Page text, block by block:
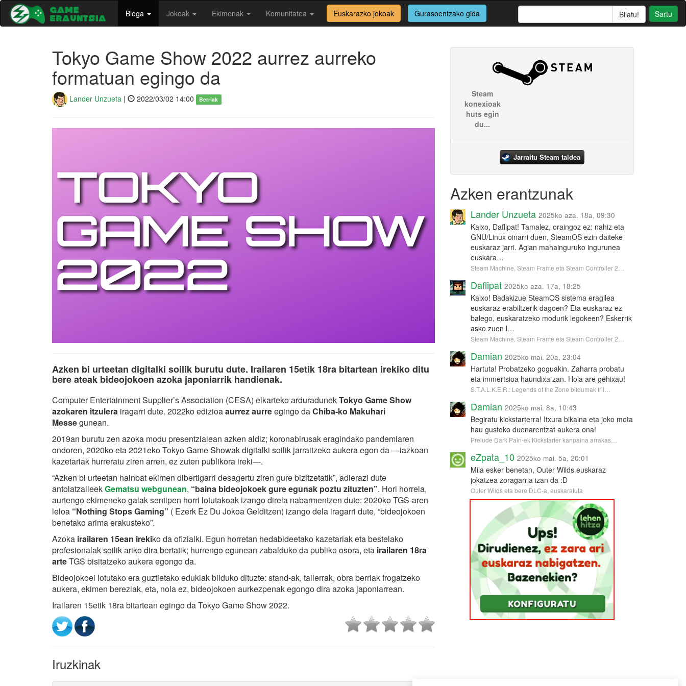
Bloga Jokoak Ekimenak Komunitatea Euskarazko jokoak Gurasoentzako gida Sartu
Tokyo Game Show 2022 aurrez aurreko
formatuan egingo da
Lander Unzueta | 2022/03/02 14:00 Berriak
Azken bi urteetan digitalki soilik burutu dute. Irailaren 15etik 18ra bitartean irekiko ditu
bere ateak bideojokoen azoka japoniarrik handienak.
Computer Entertainment Supplier’s Association (CESA) elkarteko arduradunekTokyo Game Show
azokaren itzulera iragarri dute. 2022ko edizioaaurrez aurreegingo daChiba-ko Makuhari
Messegunean.
2019an burutu zen azoka modu presentzialean azken aldiz; koronabirusak eragindako pandemiaren
ondoren, 2020ko eta 2021eko Tokyo Game Showak digitalki soilik jarraitzeko aukera egon da —iazkoan
kazetariak hurreratu ziren arren, ez zuten publikora ireki—.
“Azken bi urteetan hainbat ekimen dibertigarri desagertu ziren gure bizitzetatik”, adierazi dute
antolatzaileekGematsu webgunean, “baina bideojokoek gure egunak poztu zituzten”. Hori horrela,
aurtengo ekimeneko gaiak sentipen horri lotutakoak izango direla nabarmentzen dute: 2020ko TGS-aren
leloa “Nothing Stops Gaming” ( Ezerk Ez Du Jokoa Gelditzen) izango dela iragarri dute, “bideojokoen
benetako arima erakusteko”.
Azoka irailaren 15ean irekiko da ofizialki. Egun horretan hedabideetako kazetariak eta bestelako
profesionalak soilik ariko dira bertatik; hurrengo egunean zabalduko da publiko osora, eta irailaren 18ra
arteTGS bisitatzeko aukera egongo da.
Bideojokoei lotutako era guztietako edukiak bilduko dituzte: stand-ak, tailerrak, obra berriak frogatzeko
aukera, ekimen bereziak, eta, nola ez, bideojokoen aurkezpenak egongo dira azoka japoniarrean.
Irailaren 15etik 18ra bitartean egingo da Tokyo Game Show 2022.
Iruzkinak
Steam
konexioak
huts egin
du...
Jarraitu Steam taldea
Azken erantzunak
Lander Unzueta 2025ko aza. 18a, 09:30
Kaixo, Daflipat! Tamalez, oraingoz ez: nahiz eta
GNU/Linux oinarri duen, SteamOS ezin daiteke
euskaraz jarri. Agian mahainguruko ingurunea
euskara…
Steam Machine, Steam Frame eta Steam Controller 2…
Daflipat 2025ko aza. 17a, 18:25
Kaixo! Badakizue SteamOS sistema eragilea
euskaraz erabiltzerik dagoen? Eta euskaraz ez
balego, euskaratzeko modurik legokeen? Eskerrik
asko zuen l…
Steam Machine, Steam Frame eta Steam Controller 2…
Damian 2025ko mai. 20a, 23:04
Hartuta! Probatzeko goguakin. Zaharra probatu
eta immertsioa haundixa zan. Hola are gehixau!
S.T.A.L.K.E.R.: Legends of the Zone bildumak tril…
Damian 2025ko mai. 8a, 10:43
Begiratu kickstarterra! Itxura bikaina eta joko mota
hau gustoko duenarentzat aukera ona!
Prelude Dark Pain-ek Kickstarter kanpaina arrakas…
eZpata_10 2025ko mai. 5a, 20:01
Mila esker benetan, Outer Wilds euskaraz
jokatzea zoragarria izan da :D
Outer Wilds eta bere DLC-a, euskaratuta